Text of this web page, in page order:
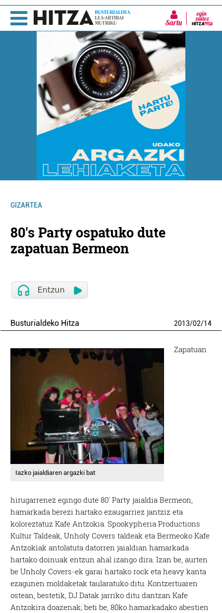
Sartu
GIZARTEA
80's Party ospatuko dute
zapatuan Bermeon
Busturialdeko Hitza 2013/02/14
Iazko jaialdiaren argazki bat
Zapatuan
hirugarrenez egingo dute 80′ Party jaialdia Bermeon,
hamarkada berezi hartako ezaugarriez jantziz eta
koloreztatuz Kafe Antzokia. Spookypheria Productions
Kultur Taldeak, Unholy Covers taldeak eta Bermeoko Kafe
Antzokiak antolatuta datorren jaialdian hamarkada
hartako doinuak entzun ahal izango dira. Izan be, aurten
be Unholy Covers-ek garai hartako rock eta heavy kanta
ezagunen moldaketak taularatuko ditu. Kontzertuaren
ostean, bestetik, DJ Datak jarriko ditu dantzan Kafe
Antzokira doazenak; beti be, 80ko hamarkadako abestien